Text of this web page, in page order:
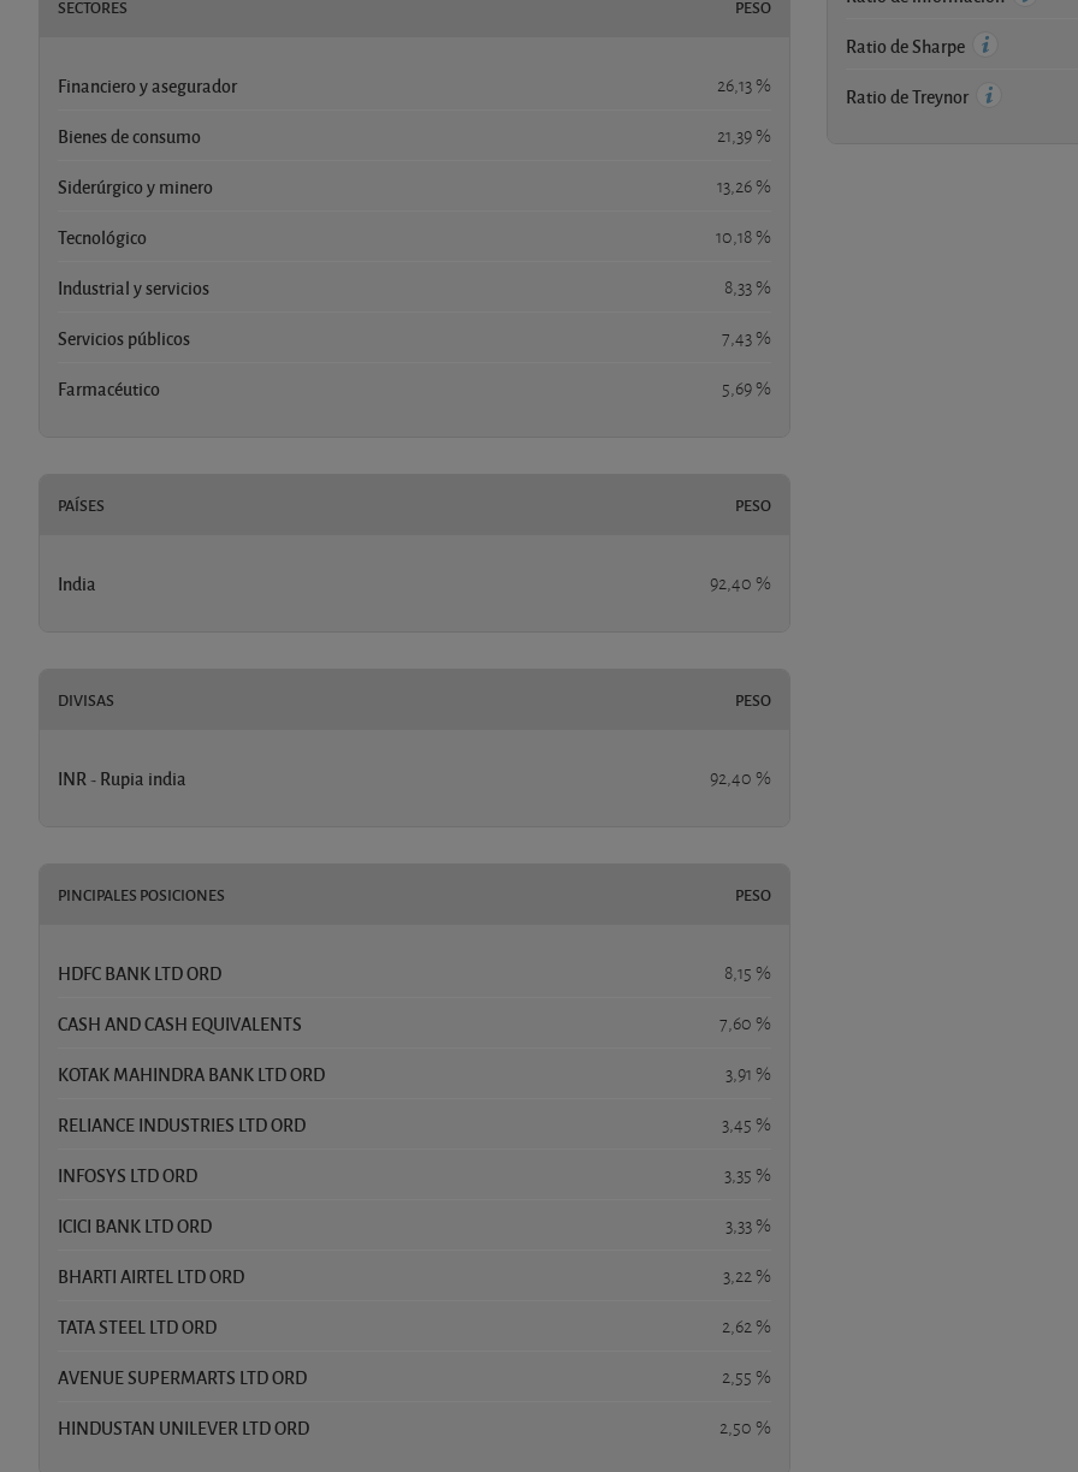
SECTORES PESO
Financiero y asegurador 26,13 %
Bienes de consumo 21,39 %
Siderúrgico y minero 13,26 %
Tecnológico 10,18 %
Industrial y servicios 8,33 %
Servicios públicos 7,43 %
Farmacéutico 5,69 %
PAÍSES PESO
India 92,40 %
DIVISAS PESO
INR - Rupia india 92,40 %
PINCIPALES POSICIONES PESO
HDFC BANK LTD ORD 8,15 %
CASH AND CASH EQUIVALENTS 7,60 %
KOTAK MAHINDRA BANK LTD ORD 3,91 %
RELIANCE INDUSTRIES LTD ORD 3,45 %
INFOSYS LTD ORD 3,35 %
ICICI BANK LTD ORD 3,33 %
BHARTI AIRTEL LTD ORD 3,22 %
TATA STEEL LTD ORD 2,62 %
AVENUE SUPERMARTS LTD ORD 2,55 %
HINDUSTAN UNILEVER LTD ORD 2,50 %
Ratio de Sharpe
Ratio de Treynor